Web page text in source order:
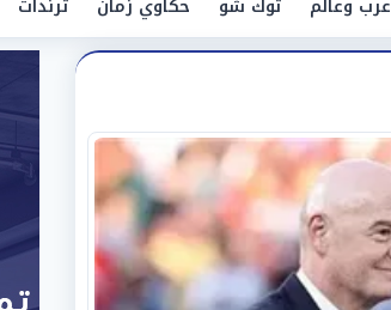
عرب وعالم توك شو حكاوي زمان ترندات